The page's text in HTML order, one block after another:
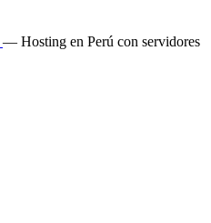
— Hosting en Perú con servidores